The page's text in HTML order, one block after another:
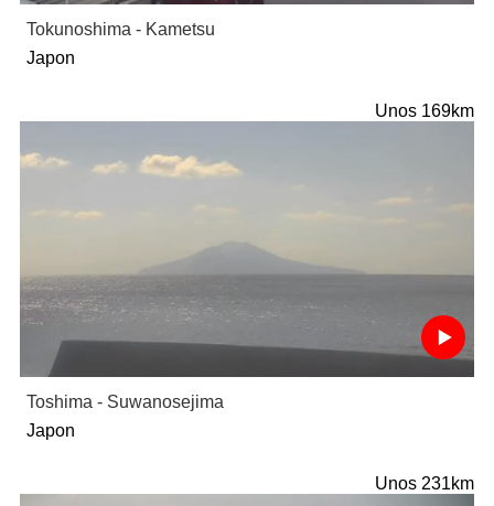
Tokunoshima - Kametsu
Japon
Unos 169km
Toshima - Suwanosejima
Japon
Unos 231km